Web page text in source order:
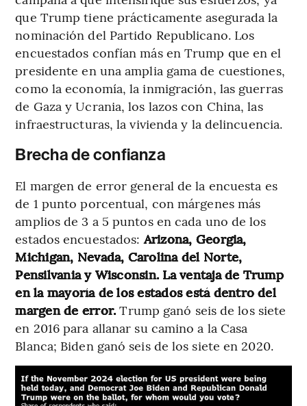
que Trump tiene prácticamente asegurada la
nominación del Partido Republicano. Los
encuestados confían más en Trump que en el
presidente en una amplia gama de cuestiones,
como la economía, la inmigración, las guerras
de Gaza y Ucrania, los lazos con China, las
infraestructuras, la vivienda y la delincuencia.
Brecha de confianza
El margen de error general de la encuesta es
de 1 punto porcentual, con márgenes más
amplios de 3 a 5 puntos en cada uno de los
estados encuestados: Arizona, Georgia,
Michigan, Nevada, Carolina del Norte,
Pensilvania y Wisconsin. La ventaja de Trump
en la mayoría de los estados está dentro del
margen de error.Trump ganó seis de los siete
en 2016 para allanar su camino a la Casa
Blanca; Biden ganó seis de los siete en 2020.